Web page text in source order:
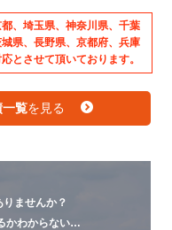
、埼玉県、神奈川県、千葉
県、長野県、京都府、兵庫
とさせて頂いております。
一覧を見る
りませんか？
かわからない…